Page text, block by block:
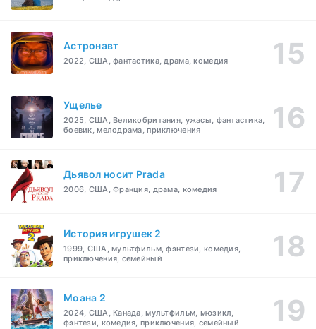
Астронавт
2022, США, фантастика, драма, комедия
Ущелье
2025, США, Великобритания, ужасы, фантастика,
боевик, мелодрама, приключения
Дьявол носит Prada
2006, США, Франция, драма, комедия
История игрушек 2
1999, США, мультфильм, фэнтези, комедия,
приключения, семейный
Моана 2
2024, США, Канада, мультфильм, мюзикл,
фэнтези, комедия, приключения, семейный